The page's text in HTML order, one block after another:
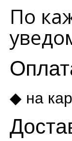
По
◆ на
Дос